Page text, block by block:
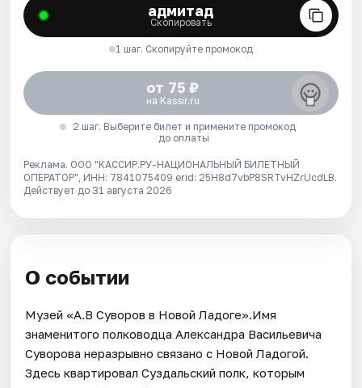
адмитад
Скопировать
1 шаг. Скопируйте промокод
от 75 ₽
на Kassir.ru
2 шаг. Выберите билет и примените промокод
до оплаты
Реклама. ООО "КАССИР.РУ-НАЦИОНАЛЬНЫЙ БИЛЕТНЫЙ
ОПЕРАТОР", ИНН: 7841075409 erid: 25H8d7vbP8SRTvHZrUcdLB.
Действует до 31 августа 2026
О событии
Музей «А.В Суворов в Новой Ладоге».Имя
знаменитого полководца Александра Васильевича
Суворова неразрывно связано с Новой Ладогой.
Здесь квартировал Суздальский полк, которым